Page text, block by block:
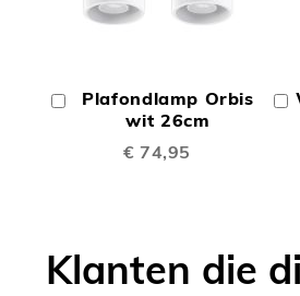
Plafondlamp Orbis
wit 26cm
€ 74,95
In
Winkelwagen
Klanten die